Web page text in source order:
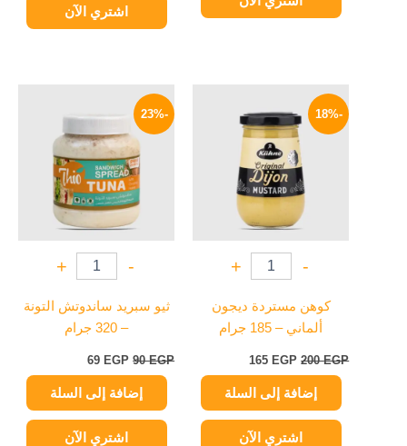
اشتري الآن
-18%
-
+
كوهن مستردة ديجون
ألماني – 185 جرام
200EGP
هو:
200 EGP.
165 EGP
هو:
165 EGP.
إضافة إلى السلة
اشتري الآن
-23%
-
+
ثيو سبريد ساندوتش التونة
– 320 جرام
90EGP
هو:
90 EGP.
69 EGP
هو:
69 EGP.
إضافة إلى السلة
اشتري الآن